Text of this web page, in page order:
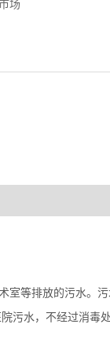
场
室等排放的污水。
污水，不经过消毒